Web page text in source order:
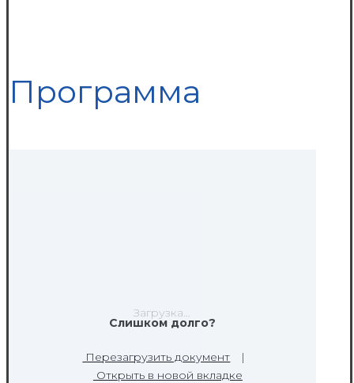
Программа
Загрузка...
Слишком долго?
Перезагрузить документ
|
Открыть в новой вкладке